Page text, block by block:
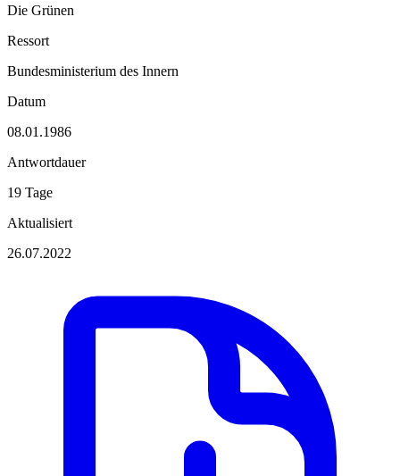
Die Grünen
Ressort
Bundesministerium des Innern
Datum
08.01.1986
Antwortdauer
19 Tage
Aktualisiert
26.07.2022